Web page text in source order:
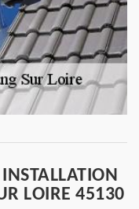
LOIRE 45130